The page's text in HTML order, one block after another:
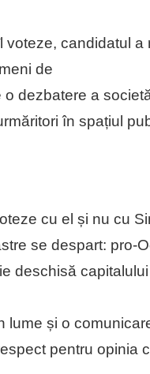
candidatul
de
dezbatere a
în spațiul
cu el și nu cu
se despart: pro-
deschisă
lume și o
pentru opinia